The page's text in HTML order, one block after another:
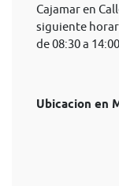
Cajamar en
siguiente
de 08:30 a
Ubicacion en